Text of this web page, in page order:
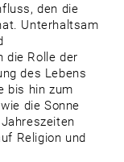
den die
Unterhaltsam
die Rolle der
des Lebens
bis hin zum
die Sonne
Religion und